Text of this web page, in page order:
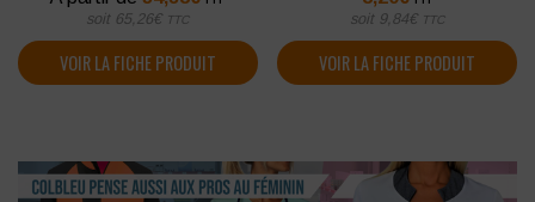
soit 65,26€ TTC
VOIR LA FICHE PRODUIT
soit 9,84€ TTC
VOIR LA FICHE PRODUIT